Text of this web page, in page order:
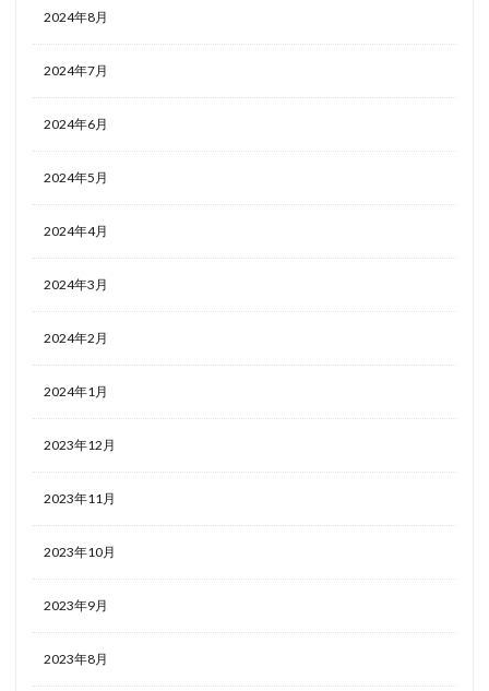
2024年8月
2024年7月
2024年6月
2024年5月
2024年4月
2024年3月
2024年2月
2024年1月
2023年12月
2023年11月
2023年10月
2023年9月
2023年8月